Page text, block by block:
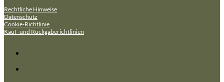
Rechtliche Hinweise
Datenschutz
Cookie-Richtlinie
Kauf- und Rückgaberichtlinien